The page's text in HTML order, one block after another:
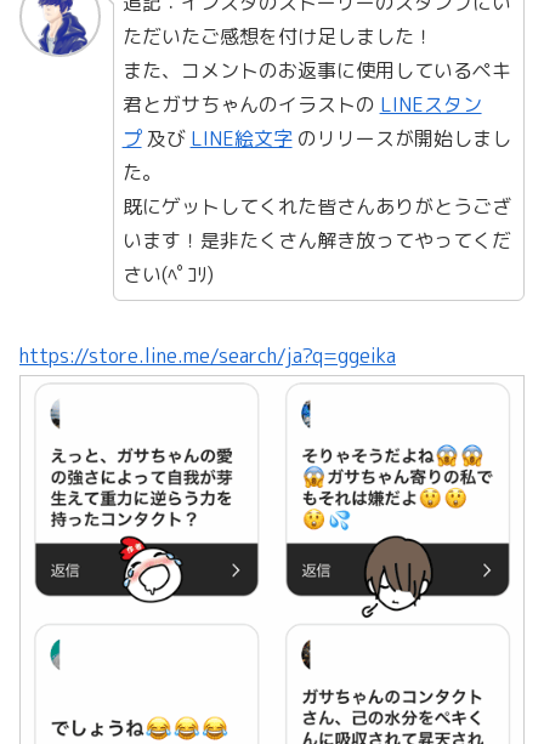
ただいたご感想を付け足しました！
また、コメントのお返事に使用しているペキ
君とガサちゃんのイラストの LINEスタン
プ及び LINE絵文字のリリースが開始しまし
た。
既にゲットしてくれた皆さんありがとうござ
います！是非たくさん解き放ってやってくだ
さい(ﾍﾟｺﾘ)
https://store.line.me/search/ja?q=ggeika